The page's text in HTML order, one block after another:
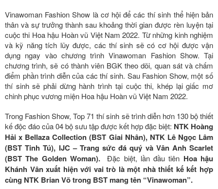
Vinawoman Fashion Show là cơ hội để các thí sinh thể hiện bản
thân và sự trưởng thành sau khoảng thời gian được rèn luyện tại
cuộc thi Hoa hậu Hoàn vũ Việt Nam 2022. Từ những kinh nghiệm
và kỹ năng tích lũy được, các thí sinh sẽ có cơ hội được vận
dụng ngay vào chương trình Vinawoman Fashion Show. Tại
chương trình, sẽ có thành viên BGK theo dõi, quan sát và chấm
điểm phần trình diễn của các thí sinh. Sau Fashion Show, một số
thí sinh sẽ phải dừng hành trình tại cuộc thi, khép lại giấc mơ
chinh phục vương miện Hoa hậu Hoàn vũ Việt Nam 2022.
Trong Fashion Show, Top 71 thí sinh sẽ trình diễn hơn 130 bộ thiết
kế độc đáo của 04 bộ sưu tập được kết hợp đặc biệt: NTK Hoàng
Hải x Bellaza Collection (BST Giai Nhân), NTK Lê Ngọc Lâm
(BST Tinh Tú), IJC – Trang sức đá quý và Vân Anh Scarlet
(BST The Golden Woman).Đặc biệt, lần đầu tiên Hoa hậu
Khánh Vân xuất hiện với vai trò là một nhà thiết kế kết hợp
cùng NTK Brian Võ trong BST mang tên “Vinawoman”.